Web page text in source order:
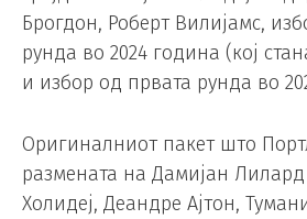
Брогдон, Роберт Вилијамс,
рунда во 2024 година (кој
и избор од првата рунда во
Оригиналниот пакет што
размената на Дамијан
Холидеј, Деандре Ајтон,